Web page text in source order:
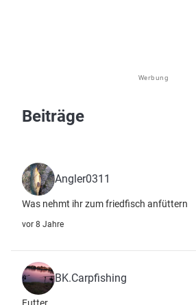
Werbung
Beiträge
Angler0311
Was nehmt ihr zum friedfisch anfüttern
vor 8 Jahre
BK.Carpfishing